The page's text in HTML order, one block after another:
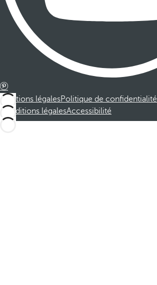
Mentions légalesPolitique de confidentialité
Conditions légalesAccessibilité